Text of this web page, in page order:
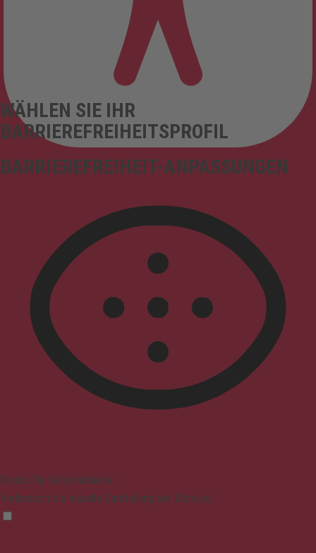
BARRIEREFREIHEIT-ANPASSUNGEN
WÄHLEN SIE IHR
BARRIEREFREIHEITSPROFIL
Modus für Sehbehinderte
Verbessert die visuelle Darstellung der Website